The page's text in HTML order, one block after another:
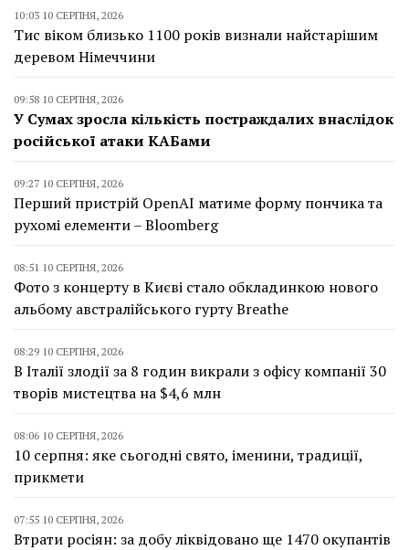
10:03 10 СЕРПНЯ, 2026
Тис віком близько 1100 років визнали найстарішим
деревом Німеччини
09:58 10 СЕРПНЯ, 2026
У Сумах зросла кількість постраждалих внаслідок
російської атаки КАБами
09:27 10 СЕРПНЯ, 2026
Перший пристрій OpenAI матиме форму пончика та
рухомі елементи – Bloomberg
08:51 10 СЕРПНЯ, 2026
Фото з концерту в Києві стало обкладинкою нового
альбому австралійського гурту Breathe
08:29 10 СЕРПНЯ, 2026
В Італії злодії за 8 годин викрали з офісу компанії 30
творів мистецтва на $4,6 млн
08:06 10 СЕРПНЯ, 2026
10 серпня: яке сьогодні свято, іменини, традиції,
прикмети
07:55 10 СЕРПНЯ, 2026
Втрати росіян: за добу ліквідовано ще 1470 окупантів